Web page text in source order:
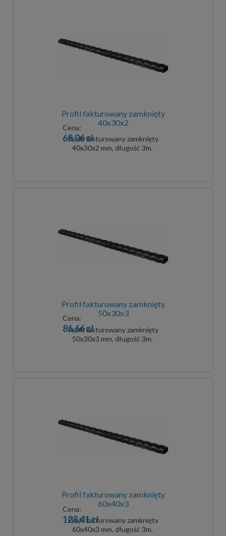
Profil fakturowany zamknięty
40x30x2
Profil fakturowany zamknięty
40x30x2 mm, długość 3m.
Cena:
68,06 zł
Profil fakturowany zamknięty
50x30x3
Profil fakturowany zamknięty
50x30x3 mm, długość 3m.
Cena:
86,66 zł
Profil fakturowany zamknięty
60x40x3
Profil fakturowany zamknięty
60x40x3 mm, długość 3m.
Cena:
128,41 zł